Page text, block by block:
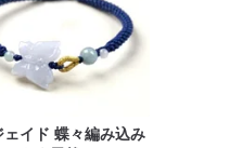
ェイド 蝶々編み込み